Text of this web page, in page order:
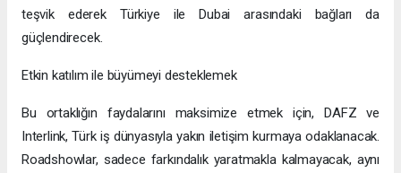
teşvik ederek Türkiye ile Dubai arasındaki bağları da
güçlendirecek.
Etkin katılım ile büyümeyi desteklemek
Bu ortaklığın faydalarını maksimize etmek için, DAFZ ve
Interlink, Türk iş dünyasıyla yakın iletişim kurmaya odaklanacak.
Roadshowlar, sadece farkındalık yaratmakla kalmayacak, aynı